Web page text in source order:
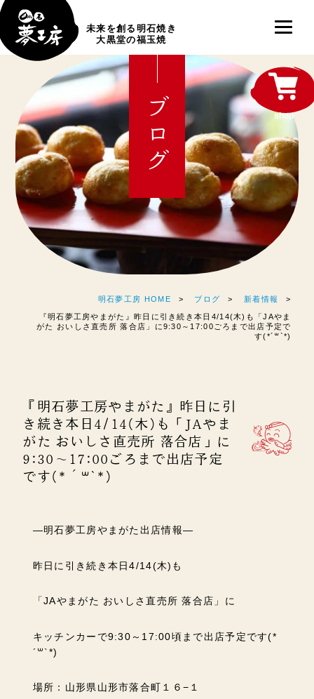
未来を創る明石焼き
大黒堂の福玉焼
ブログ
明石夢工房 HOME ブログ 新着情報
『明石夢工房やまがた』昨日に引き続き本日4/14(木)も「JAやま
がた おいしさ直売所 落合店」に9:30～17:00ごろまで出店予定で
す(*´꒳`*)
『明石夢工房やまがた』昨日に引
き続き本日4/14(木)も「JAやま
がた おいしさ直売所 落合店」に
9:30～17:00ごろまで出店予定
です(*´꒳`*)
―明石夢工房やまがた出店情報―
昨日に引き続き本日4/14(木)も
「JAやまがた おいしさ直売所 落合店」に
キッチンカーで9:30～17:00頃まで出店予定です(*
´꒳`*)
場所：山形県山形市落合町１６−１
shop